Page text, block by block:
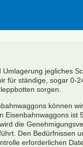
jegliches
für ständige, sogar 0-
sorgen.
können
Eisenbahnwaggons ist
die
Den Bedürfnissen
erforderlichen